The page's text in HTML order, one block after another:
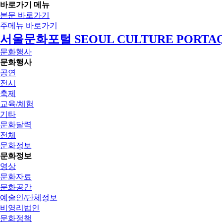
바로가기 메뉴
본문 바로가기
주메뉴 바로가기
서울문화포털 SEOUL CULTURE
문화행사
문화행사
공연
전시
축제
교육/체험
기타
문화달력
전체
문화정보
문화정보
영상
문화자료
문화공간
예술인/단체정보
비영리법인
문화정책